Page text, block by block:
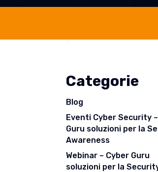
Categorie
Blog
Eventi Cyber Security
Guru soluzioni per la
Awareness
Webinar – Cyber Guru
soluzioni per la